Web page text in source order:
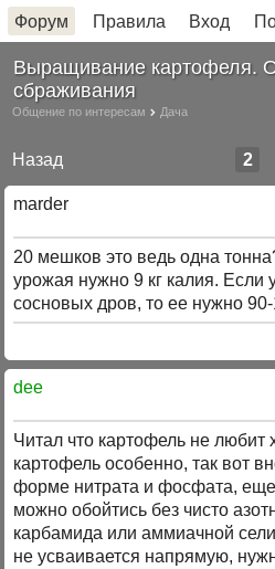
Форум Правила Вход
Выращивание картофеля.
сбраживания
Общение по интересам Дача
Назад 2
marder
20 мешков это ведь одна
урожая нужно 9 кг калия. Если
сосновых дров, то ее нужно 90-
dee
Читал что картофель не любит
картофель особенно, так вот
форме нитрата и фосфата, еще
можно обойтись без чисто
карбамида или аммиачной
не усваивается напрямую,